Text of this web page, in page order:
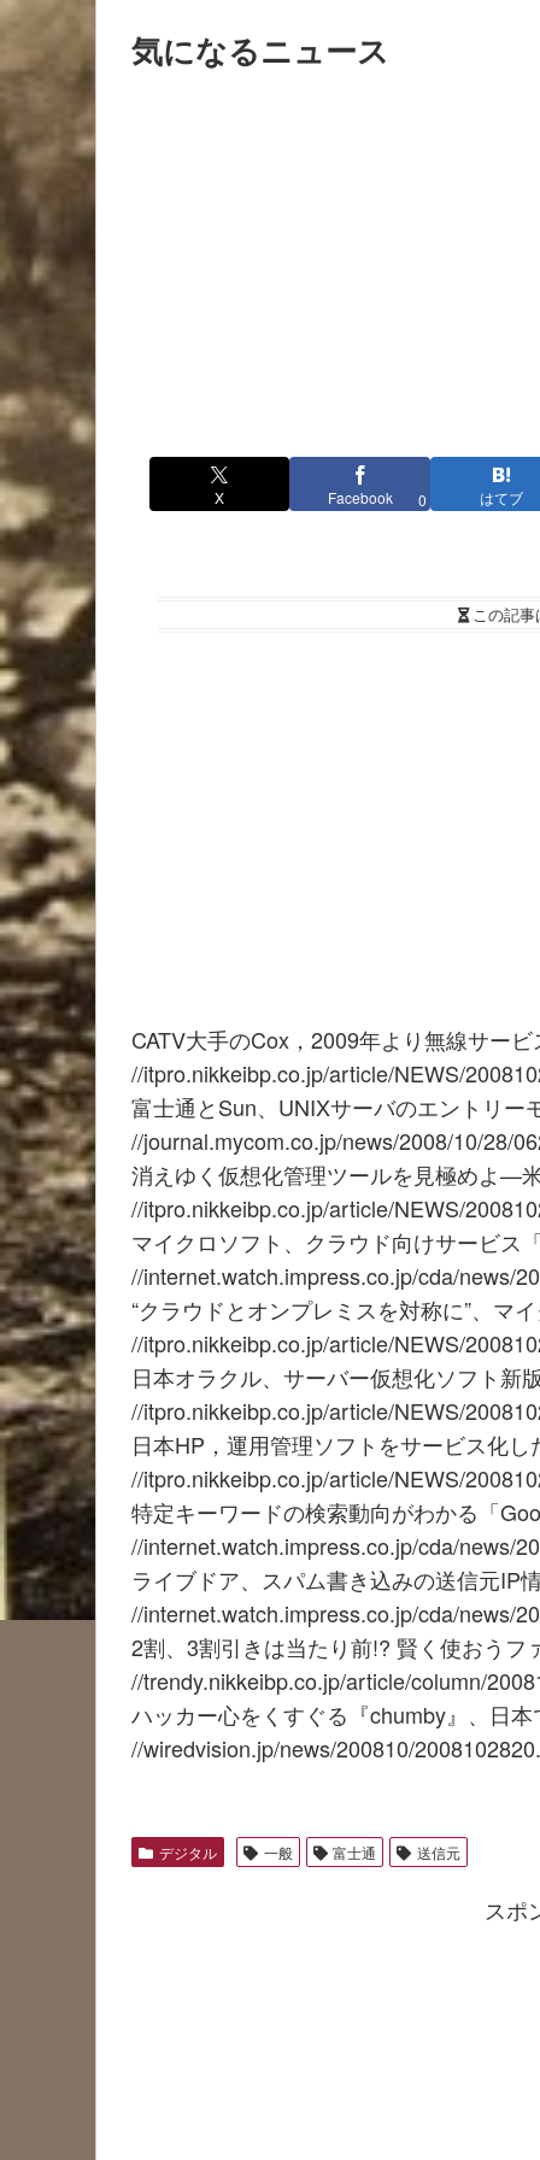
気になるニュース
X Facebook 0 はてブ
この記事
CATV大手のCox，2009年より無線サー
//itpro.nikkeibp.co.jp/article/NEWS/
富士通とSun、UNIXサーバのエントリー
//journal.mycom.co.jp/news/2008/10/28/
消えゆく仮想化管理ツールを見極めよ—
//itpro.nikkeibp.co.jp/article/NEWS/
マイクロソフト、クラウド向けサービス
//internet.watch.impress.co.jp/cda/news/
“クラウドとオンプレミスを対称に”、マ
//itpro.nikkeibp.co.jp/article/NEWS/
日本オラクル、サーバー仮想化ソフト新
//itpro.nikkeibp.co.jp/article/NEWS/
日本HP，運用管理ソフトをサービス化
//itpro.nikkeibp.co.jp/article/NEWS/
特定キーワードの検索動向がわかる「
//internet.watch.impress.co.jp/cda/news/
ライブドア、スパム書き込みの送信元IP
//internet.watch.impress.co.jp/cda/news/
2割、3割引きは当たり前!? 賢く使おうフ
//trendy.nikkeibp.co.jp/article/column/
ハッカー心をくすぐる『chumby』、日
//wiredvision.jp/news/200810/
デジタル 一般 富士通 送信元
スポ